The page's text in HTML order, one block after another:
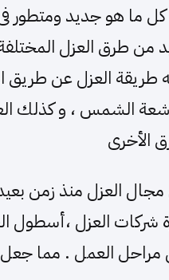
ما هو جديد ومتطور
من طرق العزل
طريقة العزل عن طريق
الشمس ، و كذلك
الأخرى
العزل منذ زمن
شركات العزل ،أسطول
مراحل العمل . مما